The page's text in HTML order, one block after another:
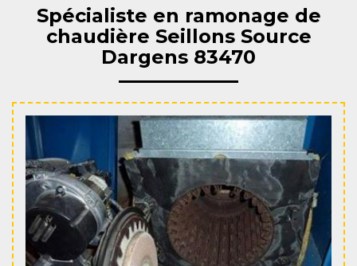
Spécialiste en ramonage de
chaudière Seillons Source
Dargens 83470